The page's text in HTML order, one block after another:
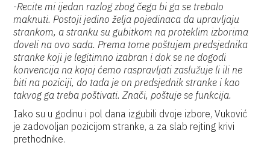
-Recite mi ijedan razlog zbog čega bi ga se trebalo
maknuti. Postoji jedino želja pojedinaca da upravljaju
strankom, a stranku su gubitkom na proteklim izborima
doveli na ovo sada. Prema tome poštujem predsjednika
stranke koji je legitimno izabran i dok se ne dogodi
konvencija na kojoj ćemo raspravljati zaslužuje li ili ne
biti na poziciji, do tada je on predsjednik stranke i kao
takvog ga treba poštivati. Znači, poštuje se funkcija.
Iako su u godinu i pol dana izgubili dvoje izbore, Vuković
je zadovoljan pozicijom stranke, a za slab rejting krivi
prethodnike.